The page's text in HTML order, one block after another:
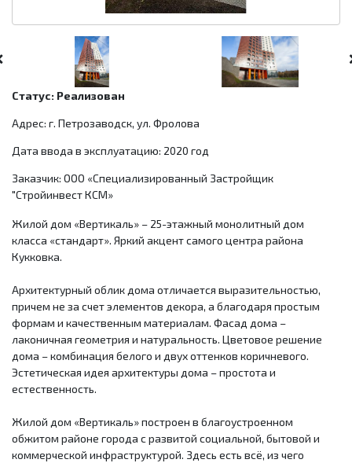
Статус: Реализован
Адрес: г. Петрозаводск, ул. Фролова
Дата ввода в эксплуатацию: 2020 год
Заказчик: ООО «Специализированный Застройщик
"Стройинвест КСМ»
Жилой дом «Вертикаль» – 25-этажный монолитный дом
класса «стандарт». Яркий акцент самого центра района
Кукковка.
Архитектурный облик дома отличается выразительностью,
причем не за счет элементов декора, а благодаря простым
формам и качественным материалам. Фасад дома –
лаконичная геометрия и натуральность. Цветовое решение
дома – комбинация белого и двух оттенков коричневого.
Эстетическая идея архитектуры дома – простота и
естественность.
Жилой дом «Вертикаль» построен в благоустроенном
обжитом районе города с развитой социальной, бытовой и
коммерческой инфраструктурой. Здесь есть всё, из чего